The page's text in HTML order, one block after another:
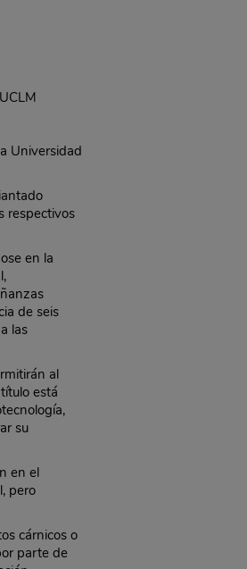
Universidad
respectivos
en la
de seis
las
al
está
su
en el
pero
cárnicos o
parte de